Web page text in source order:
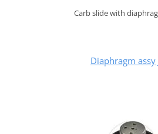
Carb slide with
Diaphragm assy